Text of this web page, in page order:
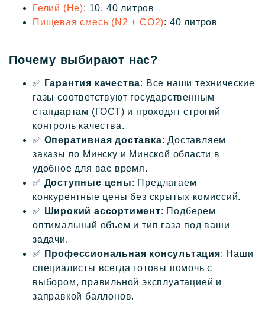
Гелий (He): 10, 40 литров
Пищевая смесь (N2 + CO2): 40 литров
Почему выбирают нас?
✅ Гарантия качества: Все наши технические
газы соответствуют государственным
стандартам (ГОСТ) и проходят строгий
контроль качества.
✅ Оперативная доставка: Доставляем
заказы по Минску и Минской области в
удобное для вас время.
✅ Доступные цены: Предлагаем
конкурентные цены без скрытых комиссий.
✅ Широкий ассортимент: Подберем
оптимальный объем и тип газа под ваши
задачи.
✅ Профессиональная консультация: Наши
специалисты всегда готовы помочь с
выбором, правильной эксплуатацией и
заправкой баллонов.